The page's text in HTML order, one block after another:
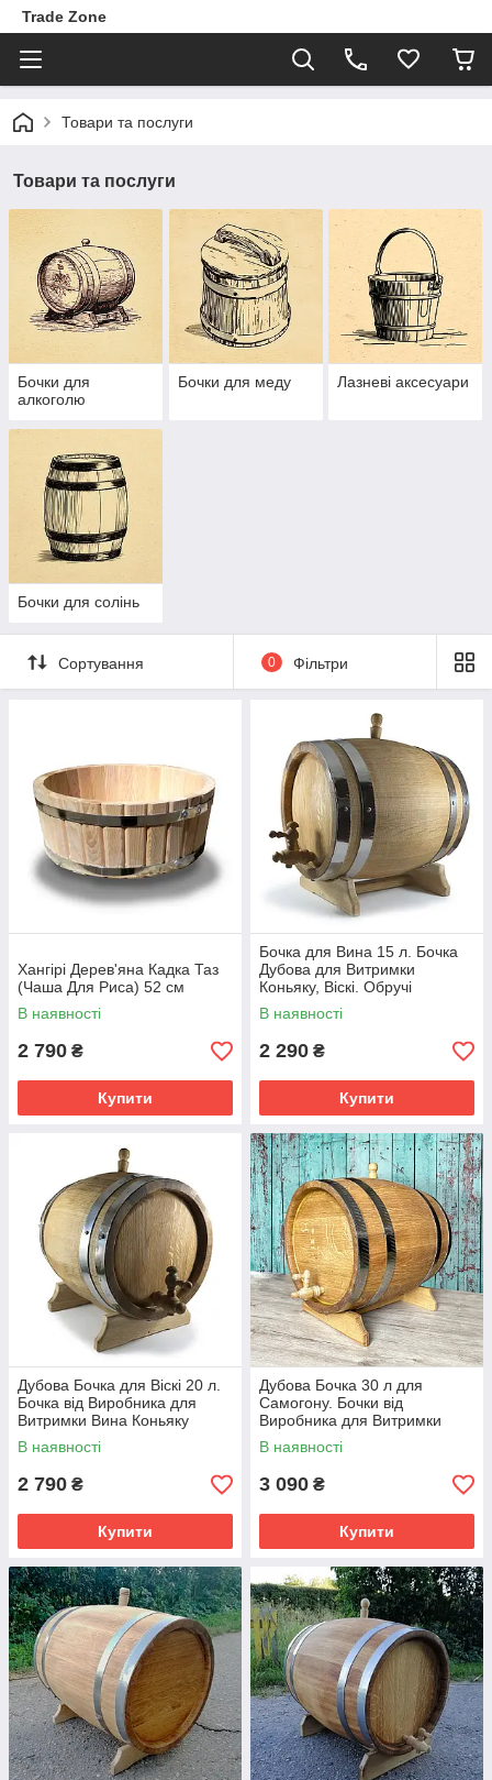
Trade Zone
Товари та послуги
Товари та послуги
Бочки для
алкоголю
Бочки для меду Лазневі аксесуари
Бочки для солінь
Сортування 0 Фільтри
Хангірі Дерев'яна Кадка Таз
(Чаша Для Риса) 52 см
В наявності
2 790 ₴
Купити
Бочка для Вина 15 л. Бочка
Дубова для Витримки
Коньяку, Віскі. Обручі
Нержавіюча Сталь.
В наявності
2 290 ₴
Купити
Дубова Бочка для Віскі 20 л.
Бочка від Виробника для
Витримки Вина Коньяку
В наявності
2 790 ₴
Купити
Дубова Бочка 30 л для
Самогону. Бочки від
Виробника для Витримки
Коньяку, Віскі, Алкоголю
В наявності
3 090 ₴
Купити